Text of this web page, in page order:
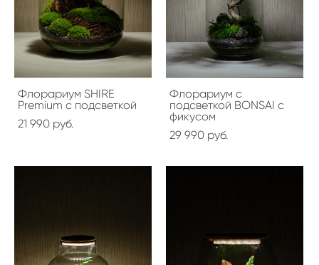
Флорариум SHIRE
Premium с подсветкой
21 990 pуб.
Флорариум с
подсветкой BONSAI с
фикусом
29 990 pуб.